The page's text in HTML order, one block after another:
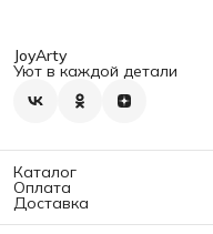
JoyArty
Уют в каждой детали
Каталог
Оплата
Доставка